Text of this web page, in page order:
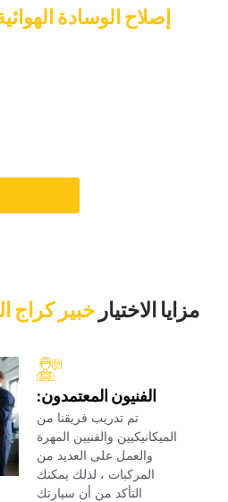
‏إصلاح الوسادة
‏مزايا الاختيار‏ خبير كراج
‏الفنيون المعتمدون:‏
‏تم تدريب فريقنا من
الميكانيكيين والفنيين المهرة
والعمل على العديد من
المركبات ، لذلك يمكنك
التأكد من أن سيارتك